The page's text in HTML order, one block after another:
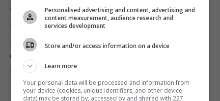
писали, що рейтинги цього сезону в середньому
нижчі, ніж у попередніх, а у багатьох глядачів є до
нього претензії. 30 травня сезон закінчився (втім, 6
червня ще буде спецвипуск), і можна підбити
підсумки.
Personalised advertising and content, advertising and
content measurement, audience research and
services development
Store and/or access information on a device
Learn more
Your personal data will be processed and information from
your device (cookies, unique identifiers, and other device
data) may be stored by, accessed by and shared with 227